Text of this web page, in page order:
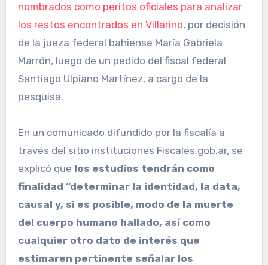
nombrados como peritos oficiales para analizar
los restos encontrados en Villarino, por decisión
de la jueza federal bahiense María Gabriela
Marrón, luego de un pedido del fiscal federal
Santiago Ulpiano Martínez, a cargo de la
pesquisa.
En un comunicado difundido por la fiscalía a
través del sitio instituciones Fiscales.gob.ar, se
explicó que los estudios tendrán como
finalidad “determinar la identidad, la data,
causal y, si es posible, modo de la muerte
del cuerpo humano hallado, así como
cualquier otro dato de interés que
estimaren pertinente señalar los